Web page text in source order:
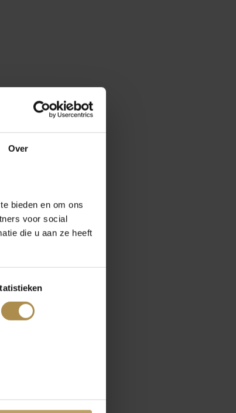
Over
bieden en om ons
voor social
die u aan ze heeft